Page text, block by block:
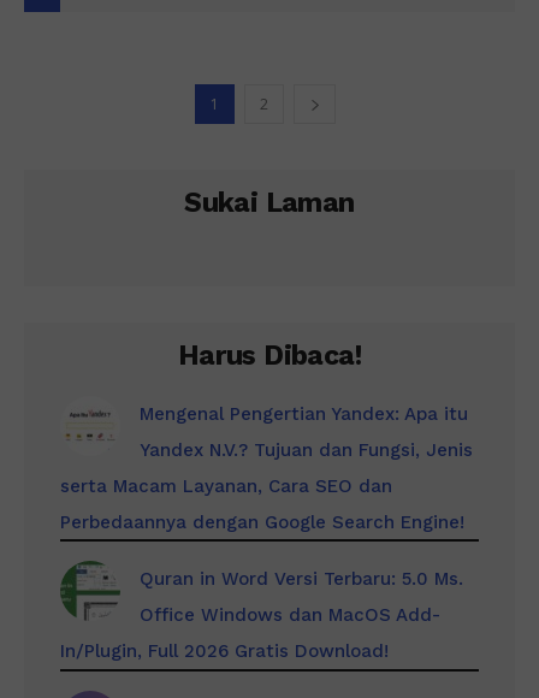
1 2
Sukai Laman
Harus Dibaca!
Mengenal Pengertian Yandex: Apa itu
Yandex N.V.? Tujuan dan Fungsi, Jenis
serta Macam Layanan, Cara SEO dan
Perbedaannya dengan Google Search Engine!
Quran in Word Versi Terbaru: 5.0 Ms.
Office Windows dan MacOS Add-
In/Plugin, Full 2026 Gratis Download!